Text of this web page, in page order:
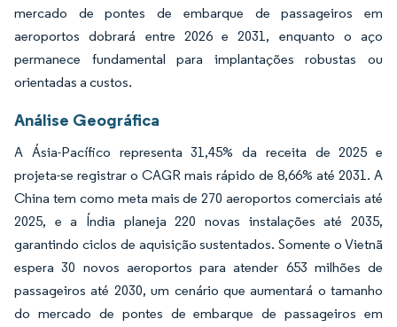
mercado de pontes de embarque de passageiros em
aeroportos dobrará entre 2026 e 2031, enquanto o aço
permanece fundamental para implantações robustas ou
orientadas a custos.
Análise Geográfica
A Ásia-Pacífico representa 31,45% da receita de 2025 e
projeta-se registrar o CAGR mais rápido de 8,66% até 2031. A
China tem como meta mais de 270 aeroportos comerciais até
2025, e a Índia planeja 220 novas instalações até 2035,
garantindo ciclos de aquisição sustentados. Somente o Vietnã
espera 30 novos aeroportos para atender 653 milhões de
passageiros até 2030, um cenário que aumentará o tamanho
do mercado de pontes de embarque de passageiros em